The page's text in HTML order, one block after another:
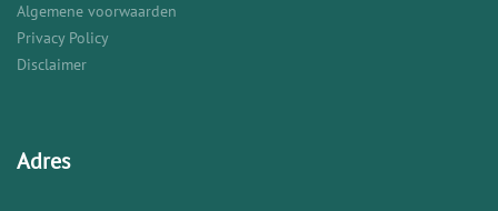
Algemene voorwaarden
Privacy Policy
Disclaimer
Adres